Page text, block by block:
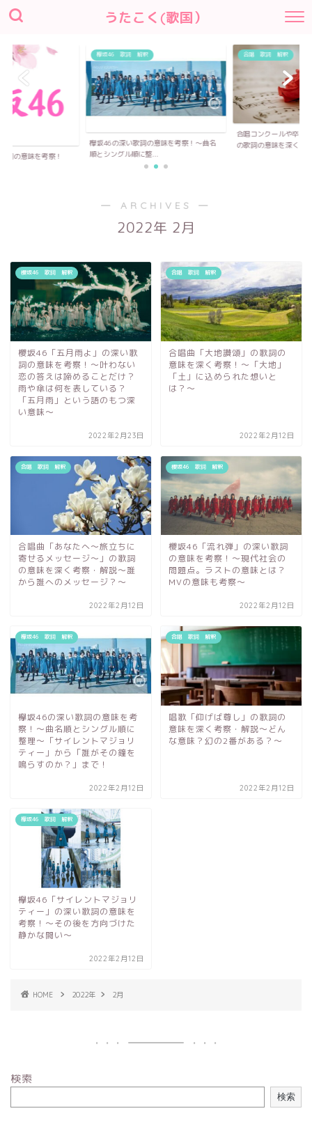
うたこく(歌国）
詞の意味を考察！
欅坂46 歌詞 解釈
欅坂46の深い歌詞の意味を考察！〜曲名
順とシングル順に整...
合唱 歌詞 解釈
合唱コンクールや卒業
の歌詞の意味を深く...
― ARCHIVES ―
2022年 2月
櫻坂46 歌詞 解釈
櫻坂46「五月雨よ」の深い歌
詞の意味を考察！〜叶わない
恋の答えは諦めることだけ？
雨や傘は何を表している？
「五月雨」という語のもつ深
い意味～
2022年2月23日
合唱 歌詞 解釈
合唱曲「大地讃頌」の歌詞の
意味を深く考察！〜「大地」
「土」に込められた想いと
は？〜
2022年2月12日
合唱 歌詞 解釈
合唱曲「あなたへ～旅立ちに
寄せるメッセージ～」の歌詞
の意味を深く考察・解説〜誰
から誰へのメッセージ？～
2022年2月12日
櫻坂46 歌詞 解釈
櫻坂46「流れ弾」の深い歌詞
の意味を考察！〜現代社会の
問題点。ラストの意味とは？
MVの意味も考察～
2022年2月12日
欅坂46 歌詞 解釈
欅坂46の深い歌詞の意味を考
察！〜曲名順とシングル順に
整理～「サイレントマジョリ
ティー」から「誰がその鐘を
鳴らすのか？」まで！
2022年2月12日
合唱 歌詞 解釈
唱歌「仰げば尊し」の歌詞の
意味を深く考察・解説〜どん
な意味？幻の2番がある？～
2022年2月12日
欅坂46 歌詞 解釈
欅坂46「サイレントマジョリ
ティー」の深い歌詞の意味を
考察！～その後を方向づけた
静かな闘い～
2022年2月12日
HOME 2022年 2月
検索
検索